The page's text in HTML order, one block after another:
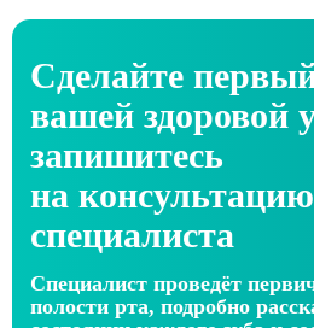
Сделайте
вашей здоровой
запишитесь
на консультацию
специалиста
Специалист проведёт
полости рта, подробно